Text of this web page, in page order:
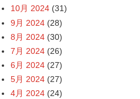
10月 2024 (31)
9月 2024 (28)
8月 2024 (30)
7月 2024 (26)
6月 2024 (27)
5月 2024 (27)
4月 2024 (24)